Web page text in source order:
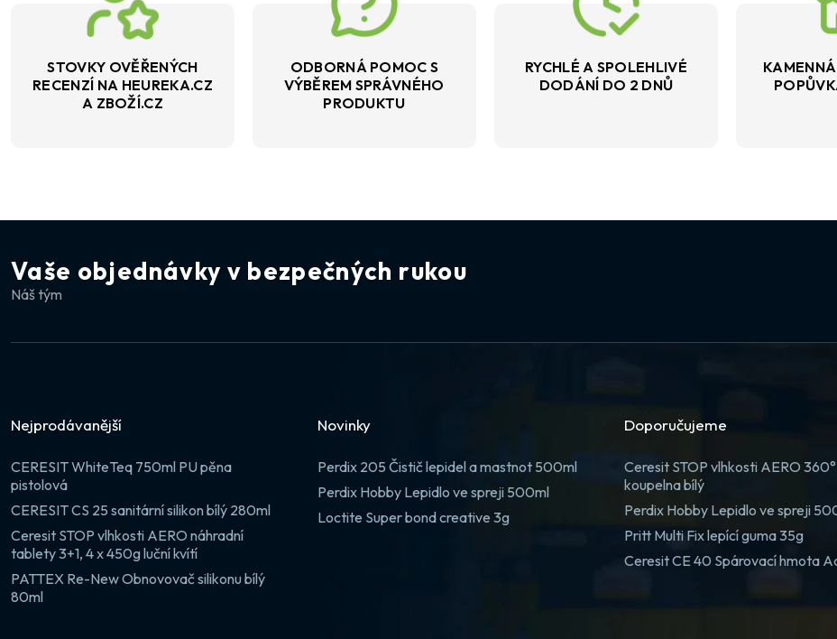
STOVKY OVĚŘENÝCH
RECENZÍ NA HEUREKA.CZ
A ZBOŽÍ.CZ
ODBORNÁ POMOC S
VÝBĚREM SPRÁVNÉHO
PRODUKTU
RYCHLÉ A SPOLEHLIVÉ
DODÁNÍ DO 2 DNŮ
Vaše objednávky v bezpečných rukou
Náš tým
Nejprodávanější
CERESIT WhiteTeq 750ml PU pěna
pistolová
CERESIT CS 25 sanitární silikon bílý 280ml
Ceresit STOP vlhkosti AERO náhradní
tablety 3+1, 4 x 450g luční kvítí
PATTEX Re-New Obnovovač silikonu bílý
80ml
Novinky
Perdix 205 Čistič lepidel a mastnot 500ml
Perdix Hobby Lepidlo ve spreji 500ml
Loctite Super bond creative 3g
Doporučujeme
Ceresit STOP vlhkosti AERO 360°
koupelna bílý
Perdix Hobby Lepidlo ve spreji
Pritt Multi Fix lepící guma 35g
Ceresit CE 40 Spárovací hmota